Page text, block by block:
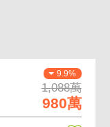
9.9%
1,088萬
980萬